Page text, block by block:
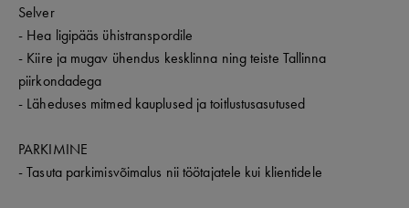
Selver
- Hea ligipääs ühistranspordile
- Kiire ja mugav ühendus kesklinna ning teiste Tallinna
piirkondadega
- Läheduses mitmed kauplused ja toitlustusasutused
PARKIMINE
- Tasuta parkimisvõimalus nii töötajatele kui klientidele